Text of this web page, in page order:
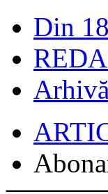
Din
Arhivă